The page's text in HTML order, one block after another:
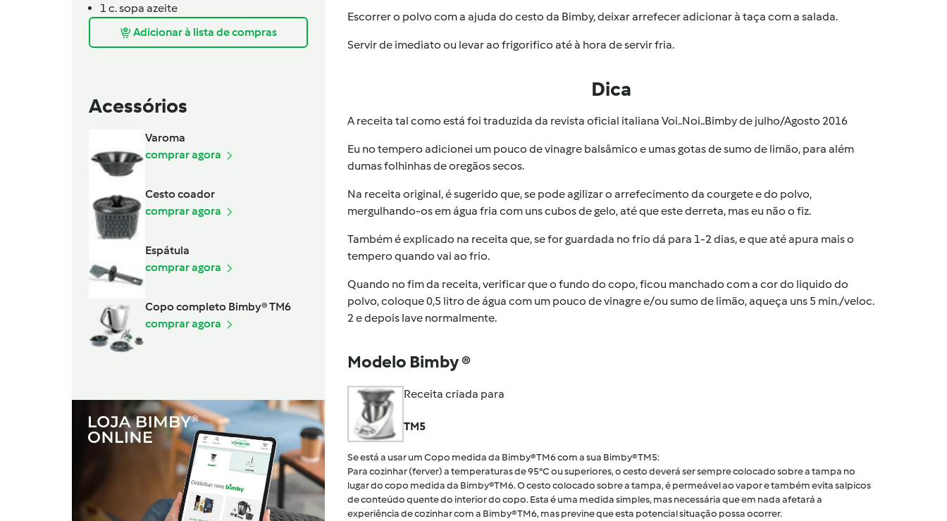
1 c. sopa azeite
Adicionar à lista de compras
Acessórios
Varoma
comprar agora
Cesto coador
comprar agora
Espátula
comprar agora
Copo completo Bimby® TM6
comprar agora
Escorrer o polvo com a ajuda do cesto da Bimby, deixar arrefecer adicionar à taça com a salada.
Servir de imediato ou levar ao frigorifico até à hora de servir fria.
Dica
A receita tal como está foi traduzida da revista oficial italiana Voi..Noi..Bimby de julho/Agosto 2016
Eu no tempero adicionei um pouco de vinagre balsâmico e umas gotas de sumo de limão, para além
dumas folhinhas de oregãos secos.
Na receita original, é sugerido que, se pode agilizar o arrefecimento da courgete e do polvo,
mergulhando-os em água fria com uns cubos de gelo, até que este derreta, mas eu não o fiz.
Também é explicado na receita que, se for guardada no frio dá para 1-2 dias, e que até apura mais o
tempero quando vai ao frio.
Quando no fim da receita, verificar que o fundo do copo, ficou manchado com a cor do liquido do
polvo, coloque 0,5 litro de água com um pouco de vinagre e/ou sumo de limão, aqueça uns 5 min./veloc.
2 e depois lave normalmente.
Modelo Bimby ®
Receita criada para
TM5
Se está a usar um Copo medida da Bimby® TM6 com a sua Bimby® TM5:
Para cozinhar (ferver) a temperaturas de 95°C ou superiores, o cesto deverá ser sempre colocado sobre a tampa no
lugar do copo medida da Bimby®TM6. O cesto colocado sobre a tampa, é permeável ao vapor e também evita salpicos
de conteúdo quente do interior do copo. Esta é uma medida simples, mas necessária que em nada afetará a
experiência de cozinhar com a Bimby® TM6, mas previne que esta potencial situação possa ocorrer.